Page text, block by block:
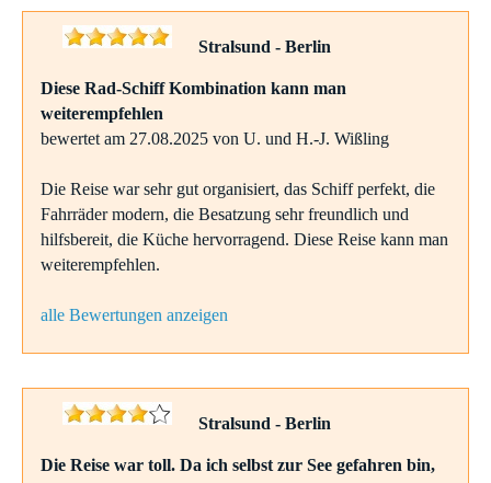
Stralsund - Berlin
Diese Rad-Schiff Kombination kann man
weiterempfehlen
bewertet am 27.08.2025 von U. und H.-J. Wißling
Die Reise war sehr gut organisiert, das Schiff perfekt, die
Fahrräder modern, die Besatzung sehr freundlich und
hilfsbereit, die Küche hervorragend. Diese Reise kann man
weiterempfehlen.
alle Bewertungen anzeigen
Stralsund - Berlin
Die Reise war toll. Da ich selbst zur See gefahren bin,